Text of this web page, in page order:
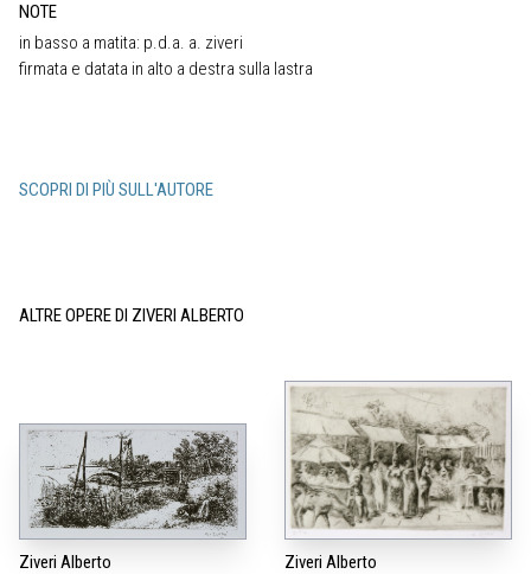
NOTE
in basso a matita: p.d.a. a. ziveri
firmata e datata in alto a destra sulla lastra
SCOPRI DI PIÙ SULL'AUTORE
ALTRE OPERE DI ZIVERI ALBERTO
Ziveri Alberto
Ziveri Alberto